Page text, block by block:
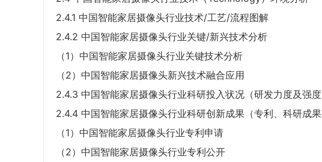
2.4.1 中国智能家居摄像头行业技术/工艺/流程图解
2.4.2 中国智能家居摄像头行业关键/新兴技术分析
（1）中国智能家居摄像头行业关键技术分析
（2）中国智能家居摄像头新兴技术融合应用
2.4.3 中国智能家居摄像头行业科研投入状况（研发力度及强度
2.4.4 中国智能家居摄像头行业科研创新成果（专利、科研成果
（1）中国智能家居摄像头行业专利申请
（2）中国智能家居摄像头行业专利公开